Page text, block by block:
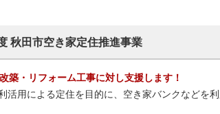
秋田市空き家定住推進事業
築・リフォーム工事に対し支援します！
活用による定住を目的に、空き家バンクなどを